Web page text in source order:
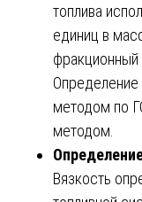
топлива
единиц в
фракционный
методом по
методом.
Вязкость